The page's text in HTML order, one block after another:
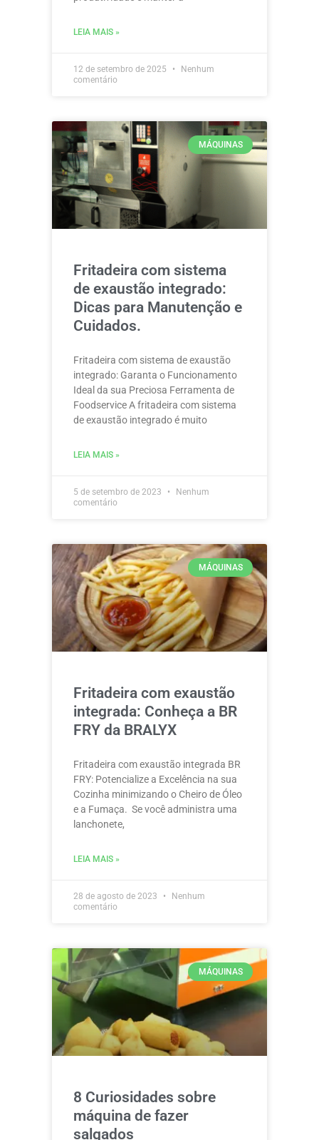
LEIA MAIS »
12 de setembro de 2025
Nenhum
comentário
MÁQUINAS
Fritadeira com sistema
de exaustão integrado:
Dicas para Manutenção e
Cuidados.
Fritadeira com sistema de exaustão
integrado: Garanta o Funcionamento
Ideal da sua Preciosa Ferramenta de
Foodservice A fritadeira com sistema
de exaustão integrado é muito
LEIA MAIS »
5 de setembro de 2023
Nenhum
comentário
MÁQUINAS
Fritadeira com exaustão
integrada: Conheça a BR
FRY da BRALYX
Fritadeira com exaustão integrada BR
FRY: Potencialize a Excelência na sua
Cozinha minimizando o Cheiro de Óleo
e a Fumaça. Se você administra uma
lanchonete,
LEIA MAIS »
28 de agosto de 2023
Nenhum
comentário
MÁQUINAS
8 Curiosidades sobre
máquina de fazer
salgados